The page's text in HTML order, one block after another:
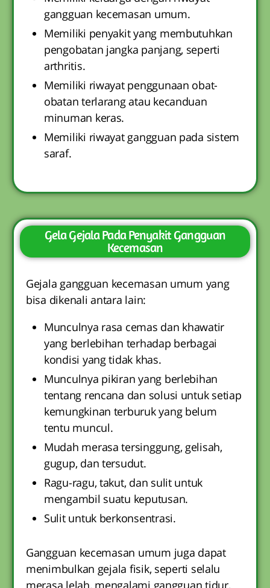
gangguan kecemasan umum.
Memiliki penyakit yang membutuhkan
pengobatan jangka panjang, seperti
arthritis.
Memiliki riwayat penggunaan obat-
obatan terlarang atau kecanduan
minuman keras.
Memiliki riwayat gangguan pada sistem
saraf.
Gela Gejala Pada Penyakit Gangguan
Kecemasan
Gejala gangguan kecemasan umum yang
bisa dikenali antara lain:
Munculnya rasa cemas dan khawatir
yang berlebihan terhadap berbagai
kondisi yang tidak khas.
Munculnya pikiran yang berlebihan
tentang rencana dan solusi untuk setiap
kemungkinan terburuk yang belum
tentu muncul.
Mudah merasa tersinggung, gelisah,
gugup, dan tersudut.
Ragu-ragu, takut, dan sulit untuk
mengambil suatu keputusan.
Sulit untuk berkonsentrasi.
Gangguan kecemasan umum juga dapat
menimbulkan gejala fisik, seperti selalu